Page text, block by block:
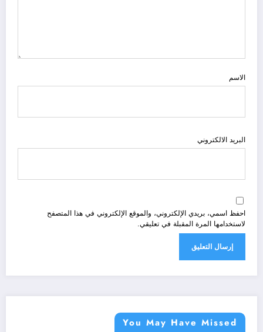
الاسم
البريد الالكتروني
احفظ اسمي، بريدي الإلكتروني، والموقع الإلكتروني في هذا المتصفح
لاستخدامها المرة المقبلة في تعليقي.
You May Have Missed